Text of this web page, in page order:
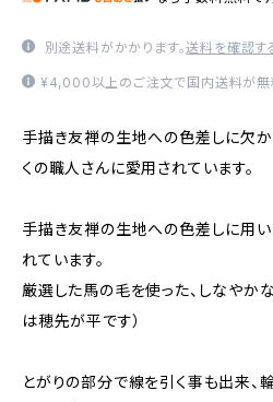
別途送料がかかります。送料を確認す
¥4,000以上のご注文で国内送料が無
手描き友禅の生地への色差しに欠か
くの職人さんに愛用されています。
手描き友禅の生地への色差しに用
れています。
厳選した馬の毛を使った、しなやか
は穂先が平です）
とがりの部分で線を引く事も出来